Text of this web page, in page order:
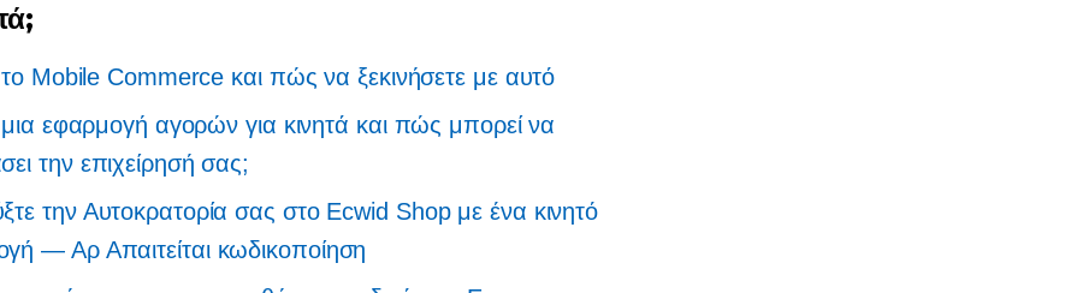
το Mobile Commerce και πώς να ξεκινήσετε με αυτό
μια εφαρμογή αγορών για κινητά και πώς μπορεί να
την επιχείρησή σας;
την Αυτοκρατορία σας στο Ecwid Shop με ένα κινητό
— ΑρΑπαιτείται κωδικοποίηση